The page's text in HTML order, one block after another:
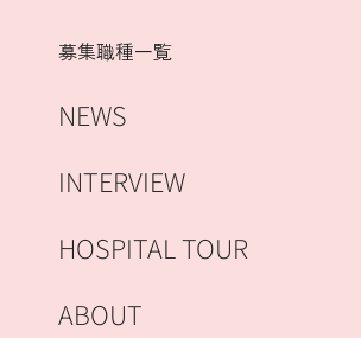
募集職種一覧
NEWS
INTERVIEW
HOSPITAL TOUR
ABOUT